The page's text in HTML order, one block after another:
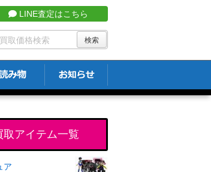
LINE査定はこちら
取アイテム一覧
ア